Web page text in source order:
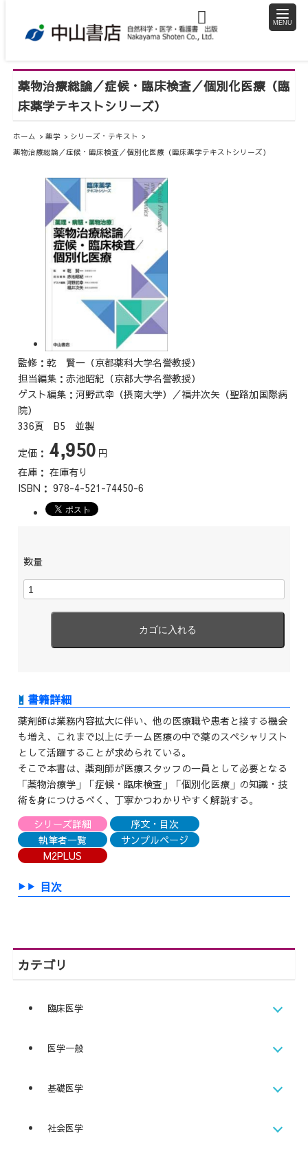
toggle
薬物治療総論／症候・臨床検査／個別化医療（臨
床薬学テキストシリーズ）
ホーム 薬学
シリーズ・テキスト
薬物治療総論／症候・臨床検査／個別化医療（臨床薬学テキストシリーズ）
監修：乾 賢一（京都薬科大学名誉教授）
担当編集：赤池昭紀（京都大学名誉教授）
ゲスト編集：河野武幸（摂南大学）／福井次矢（聖路加国際病
院）
336頁 B5 並製
定価： 4,950 円
在庫： 在庫有り
ISBN： 978-4-521-74450-6
数量
薬剤師は業務内容拡大に伴い、他の医療職や患者と接する機会
も増え、これまで以上にチーム医療の中で薬のスペシャリスト
として活躍することが求められている。
そこで本書は、薬剤師が医療スタッフの一員として必要となる
「薬物治療学」「症候・臨床検査」「個別化医療」の知識・技
術を身につけるべく、丁寧かつわかりやすく解説する。
シリーズ詳細
序文・目次
執筆者一覧
サンプルページ
M2PLUS
目次
カテゴリ
臨床医学
医学一般
基礎医学
社会医学